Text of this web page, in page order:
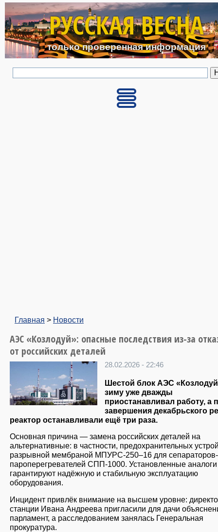
Перейти к основному
РУССКАЯ ВЕСНА
только проверенная информация
Главная > Новости
АЭС «Козлодуй»: опасные последствия из-за
от российских деталей
28.02.2026 - 22:46
Шестой блок АЭС
зиму уже дважды
приостанавливал работу, а
завершения декабрьского
реактор останавливали ещё три раза.
Основная причина — замена российских деталей на
альтернативные: в частности, предохранительных
разрывной мембраной МПУРС-250–16 для сепараторов-
пароперегревателей СПП-1000. Установленные
гарантируют надёжную и стабильную эксплуатацию
оборудования.
Инцидент привлёк внимание на высшем уровне:
станции Ивана Андреева пригласили для дачи
парламент, а расследованием занялась Генеральная
прокуратура.